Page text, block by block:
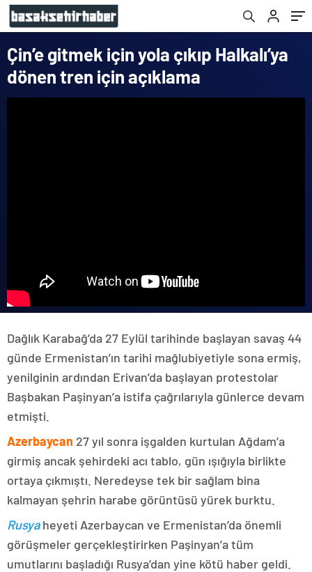
Çin’e gitmek için yola çıkıp Halkalı’ya
dönen tren için açıklama
Dağlık Karabağ’da 27 Eylül tarihinde başlayan savaş 44
günde Ermenistan’ın tarihi mağlubiyetiyle sona ermiş,
yenilginin ardından Erivan’da başlayan protestolar
Başbakan Paşinyan’a istifa çağrılarıyla günlerce devam
etmişti.
Azerbaycan 27 yıl sonra işgalden kurtulan Ağdam’a
girmiş ancak şehirdeki acı tablo, gün ışığıyla birlikte
ortaya çıkmıştı. Neredeyse tek bir sağlam bina
kalmayan şehrin harabe görüntüsü yürek burktu.
Rusyaheyeti Azerbaycan ve Ermenistan’da önemli
görüşmeler gerçekleştirirken Paşinyan’a tüm
umutlarını başladığı Rusya’dan yine kötü haber geldi.